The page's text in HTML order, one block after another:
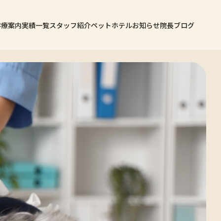
案内実績一覧スタッフ紹介ペットホテルお知らせ院長ブログ